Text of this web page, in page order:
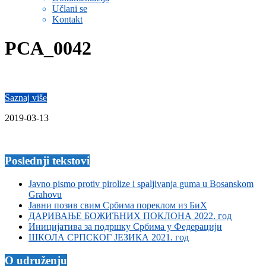
Učlani se
Kontakt
PCA_0042
Saznaj više
2019-03-13
Poslednji tekstovi
Javno pismo protiv pirolize i spaljivanja guma u Bosanskom
Grahovu
Јавни позив свим Србима пореклом из БиХ
ДАРИВАЊЕ БОЖИЋНИХ ПОКЛОНА 2022. год
Иницијатива за подршку Србима у Федерацији
ШКОЛА СРПСКОГ ЈЕЗИКА 2021. год
O udruženju